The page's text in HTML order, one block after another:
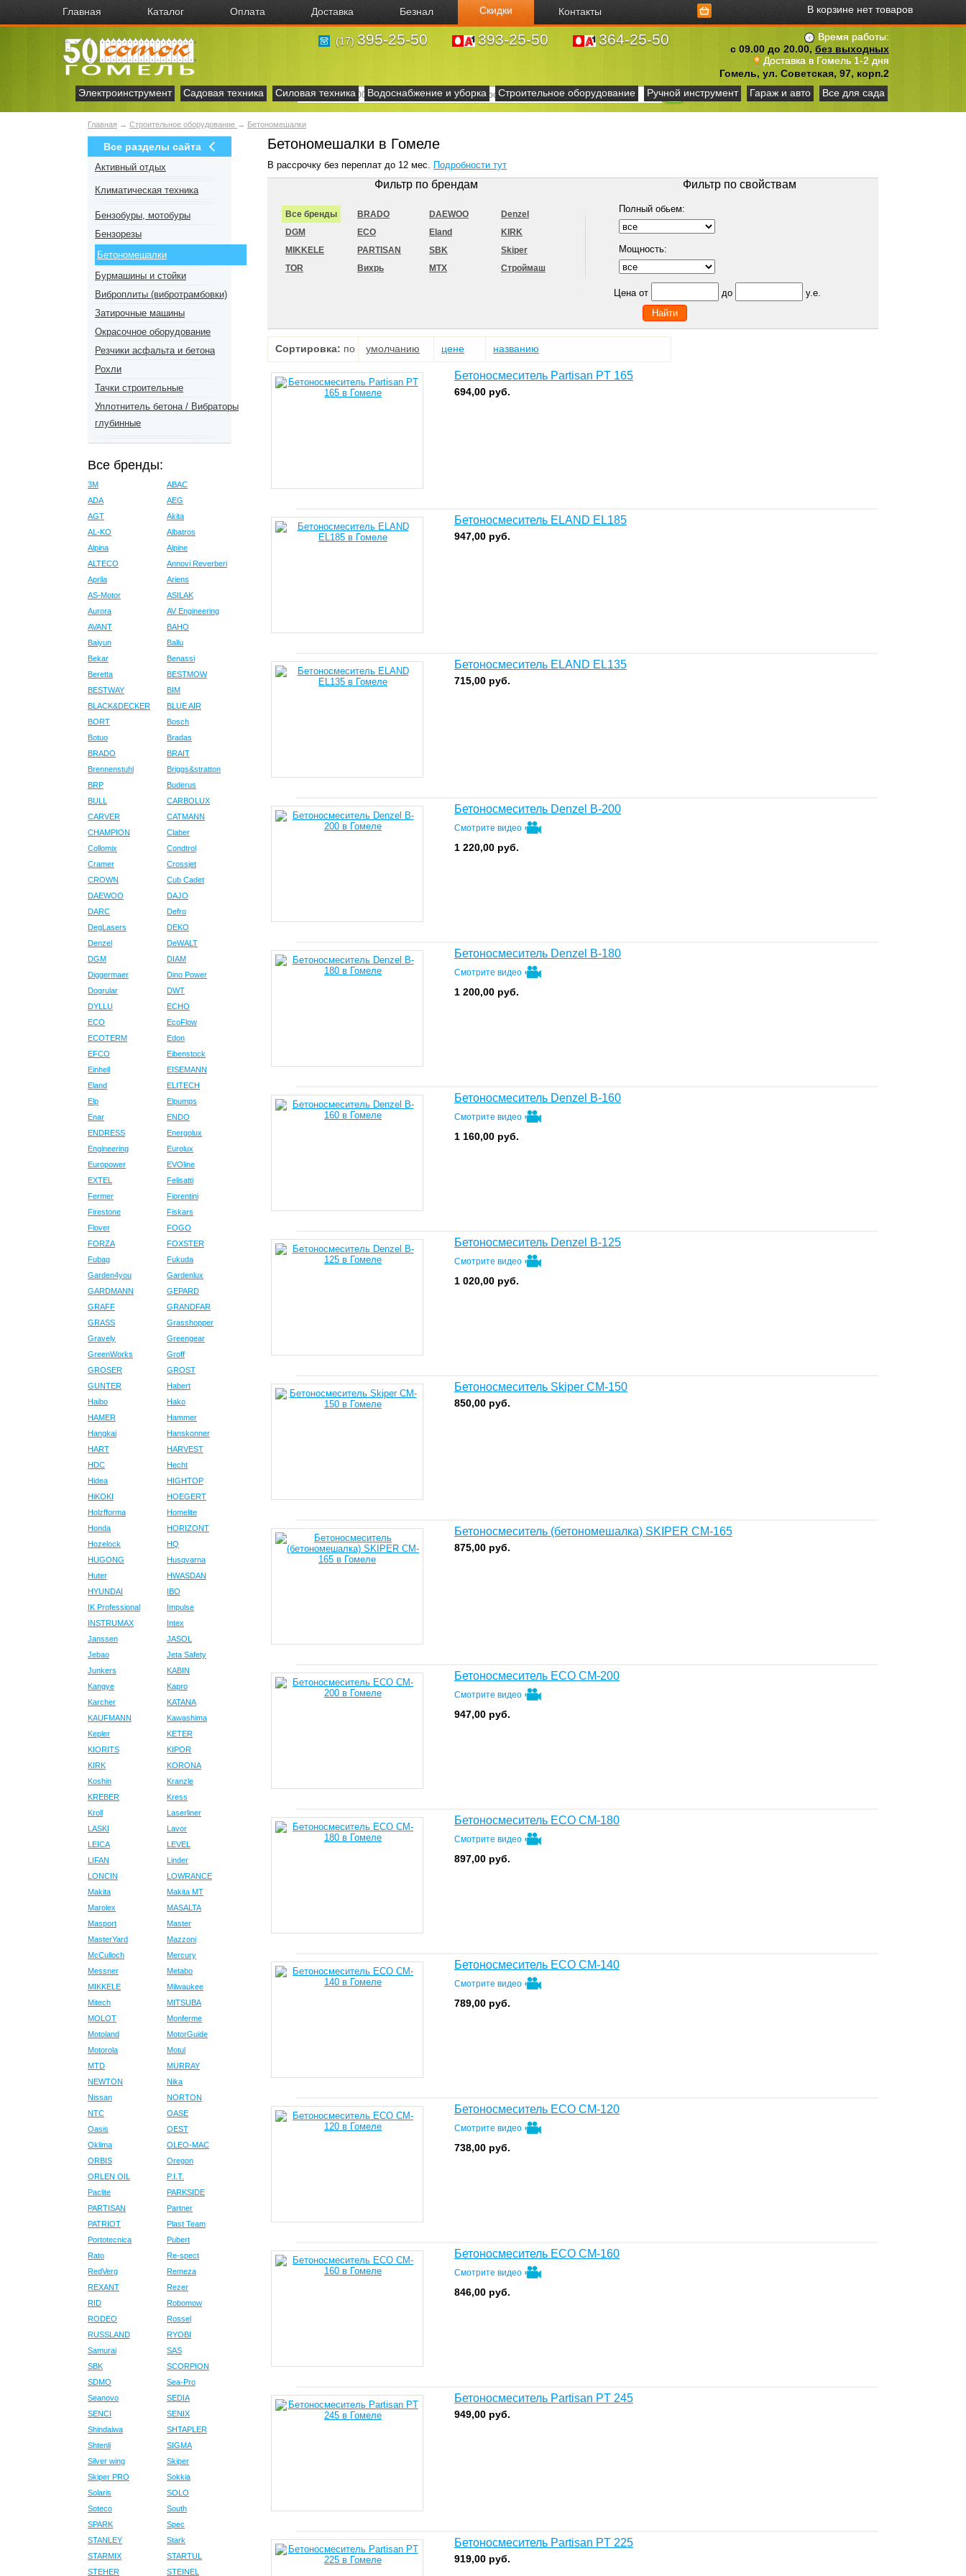
Главная Каталог Оплата Доставка Безнал Скидки Контакты В корзине нет товаров
Время работы:
с 09.00 до 20.00, без выходных
Доставка в Гомель 1-2 дня
Гомель, ул. Советская, 97, корп.2
(17) 395-25-50 393-25-50 364-25-50
Электроинструмент Садовая техника Силовая техника Водоснабжение и уборка Строительное оборудование Ручной инструмент Гараж и авто Все для сада
Главная → Строительное оборудование → Бетономешалки
Все разделы сайта
Активный отдых
Климатическая техника
Бензобуры, мотобуры
Бензорезы
Бетономешалки
Бурмашины и стойки
Виброплиты (вибротрамбовки)
Затирочные машины
Окрасочное оборудование
Резчики асфальта и бетона
Рохли
Тачки строительные
Уплотнитель бетона / Вибраторы
глубинные
Все бренды:
3M
ABAC
ADA
AEG
AGT
Akita
AL-KO
Albatros
Alpina
Alpine
ALTECO
Annovi Reverberi
Aprila
Ariens
AS-Motor
ASILAK
Aurora
AV Engineering
AVANT
BAHO
Baiyun
Ballu
Bekar
Benassi
Beretta
BESTMOW
BESTWAY
BIM
BLACK&DECKER
BLUE AIR
BORT
Bosch
Botuo
Bradas
BRADO
BRAIT
Brennenstuhl
Briggs&stratton
BRP
Buderus
BULL
CARBOLUX
CARVER
CATMANN
CHAMPION
Claber
Collomix
Condtrol
Cramer
Crossjet
CROWN
Cub Cadet
DAEWOO
DAJO
DARC
Defro
DegLasers
DEKO
Denzel
DeWALT
DGM
DIAM
Diggermaer
Dino Power
Dogrular
DWT
DYLLU
ECHO
ECO
EcoFlow
ECOTERM
Edon
EFCO
Eibenstock
Einhell
EISEMANN
Eland
ELITECH
Elp
Elpumps
Enar
ENDO
ENDRESS
Energolux
Engineering
Eurolux
Europower
EVOline
EXTEL
Felisatti
Fermer
Fiorentini
Firestone
Fiskars
Flover
FOGO
FORZA
FOXSTER
Fubag
Fukuda
Garden4you
Gardenlux
GARDMANN
GEPARD
GRAFF
GRANDFAR
GRASS
Grasshopper
Gravely
Greengear
GreenWorks
Groff
GROSER
GROST
GUNTER
Habert
Haibo
Hako
HAMER
Hammer
Hangkai
Hanskonner
HART
HARVEST
HDC
Hecht
Hidea
HIGHTOP
HiKOKI
HOEGERT
Holzfforma
Homelite
Honda
HORIZONT
Hozelock
HQ
HUGONG
Husqvarna
Huter
HWASDAN
HYUNDAI
IBO
IK Professional
Impulse
INSTRUMAX
Intex
Janssen
JASOL
Jebao
Jeta Safety
Junkers
KABIN
Kangye
Kapro
Karcher
KATANA
KAUFMANN
Kawashima
Kepler
KETER
KIORITS
KIPOR
KIRK
KORONA
Koshin
Kranzle
KREBER
Kress
Kroll
Laserliner
LASKI
Lavor
LEICA
LEVEL
LIFAN
Linder
LONCIN
LOWRANCE
Makita
Makita MT
Marolex
MASALTA
Masport
Master
MasterYard
Mazzoni
McCulloch
Mercury
Messner
Metabo
MIKKELE
Milwaukee
Mitech
MITSUBA
MOLOT
Monferme
Motoland
MotorGuide
Motorola
Motul
MTD
MURRAY
NEWTON
Nika
Nissan
NORTON
NTC
OASE
Oasis
OEST
Oklima
OLEO-MAC
ORBIS
Oregon
ORLEN OIL
P.I.T.
Paclite
PARKSIDE
PARTISAN
Partner
PATRIOT
Plast Team
Portotecnica
Pubert
Rato
Re-spect
RedVerg
Remeza
REXANT
Rezer
RID
Robomow
RODEO
Rossel
RUSSLAND
RYOBI
Samurai
SAS
SBK
SCORPION
SDMO
Sea-Pro
Seanovo
SEDIA
SENCI
SENIX
Shindaiwa
SHTAPLER
Shtenli
SIGMA
Silver wing
Skiper
Skiper PRO
Sokkia
Solaris
SOLO
Soteco
South
SPARK
Spec
STANLEY
Stark
STARMIX
STARTUL
STEHER
STEINEL
Бетономешалки в Гомеле
В рассрочку без переплат до 12 мес. Подробности тут
Фильтр по брендам
Все бренды BRADO DAEWOO
Denzel
DGM
ECO Eland
KIRK
MIKKELE
PARTISAN SBK
Skiper
TOR
Вихрь МТХ Строймаш
Фильтр по свойствам
Полный обьем:
Мощность:
Цена от до у.е.
Сортировка: по умолчанию цене названию
Бетоносмеситель Partisan PT 165
694,00 руб.
Бетоносмеситель ELAND EL185
947,00 руб.
Бетоносмеситель ELAND EL135
715,00 руб.
Бетоносмеситель Denzel B-200
Смотрите видео
1 220,00 руб.
Бетоносмеситель Denzel B-180
Смотрите видео
1 200,00 руб.
Бетоносмеситель Denzel B-160
Смотрите видео
1 160,00 руб.
Бетоносмеситель Denzel B-125
Смотрите видео
1 020,00 руб.
Бетоносмеситель Skiper CM-150
850,00 руб.
Бетоносмеситель (бетономешалка) SKIPER CM-165
875,00 руб.
Бетоносмеситель ECO CM-200
Смотрите видео
947,00 руб.
Бетоносмеситель ECO CM-180
Смотрите видео
897,00 руб.
Бетоносмеситель ECO CM-140
Смотрите видео
789,00 руб.
Бетоносмеситель ECO CM-120
Смотрите видео
738,00 руб.
Бетоносмеситель ECO CM-160
Смотрите видео
846,00 руб.
Бетоносмеситель Partisan PT 245
949,00 руб.
Бетоносмеситель Partisan PT 225
919,00 руб.